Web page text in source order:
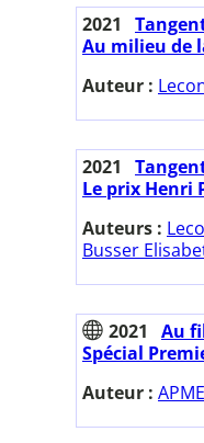
2021
Au milieu de
Auteur :
2021
Le prix Henri
Auteurs :
Busser
2021
Au
Spécial
Auteur :